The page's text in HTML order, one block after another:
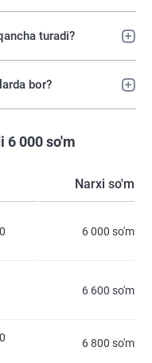
turadi?
bor?
6 000 so'm
Narxi so'm
6 000 so'm
6 600 so'm
6 800 so'm